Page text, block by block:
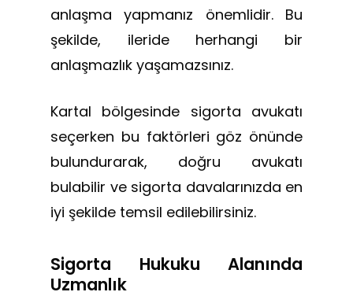
anlaşma yapmanız önemlidir. Bu
şekilde, ileride herhangi bir
anlaşmazlık yaşamazsınız.
Kartal bölgesinde sigorta avukatı
seçerken bu faktörleri göz önünde
bulundurarak, doğru avukatı
bulabilir ve sigorta davalarınızda en
iyi şekilde temsil edilebilirsiniz.
Sigorta Hukuku Alanında
Uzmanlık